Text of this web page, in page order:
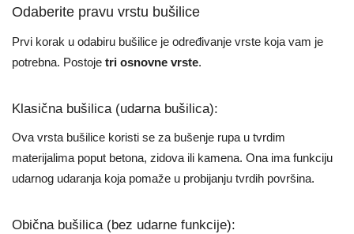
Odaberite pravu vrstu bušilice
Prvi korak u odabiru bušilice je određivanje vrste koja vam je
potrebna. Postoje tri osnovne vrste.
Klasična bušilica (udarna bušilica):
Ova vrsta bušilice koristi se za bušenje rupa u tvrdim
materijalima poput betona, zidova ili kamena. Ona ima funkciju
udarnog udaranja koja pomaže u probijanju tvrdih površina.
Obična bušilica (bez udarne funkcije):